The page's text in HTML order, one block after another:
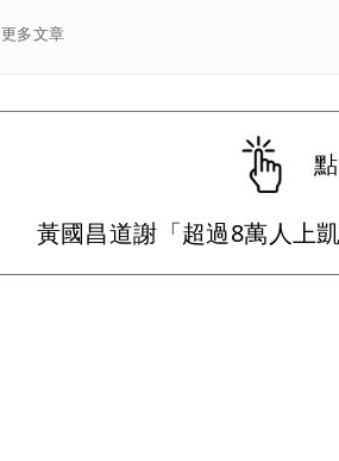
更多文章
黃國昌道謝「超過8萬人上